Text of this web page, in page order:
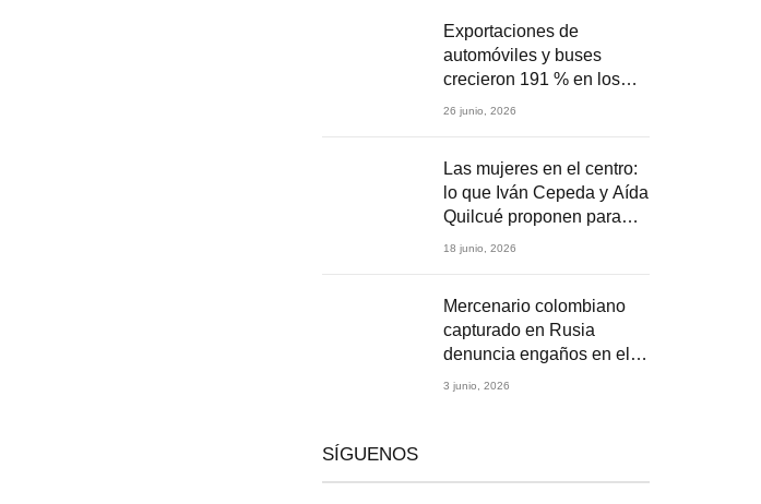
Exportaciones de
automóviles y buses
crecieron 191 % en los
primeros cuatro meses de
26 junio, 2026
Las mujeres en el centro:
lo que Iván Cepeda y Aída
Quilcué proponen para
Colombia
18 junio, 2026
Mercenario colombiano
capturado en Rusia
denuncia engaños en el
reclutamiento para la
3 junio, 2026
SÍGUENOS